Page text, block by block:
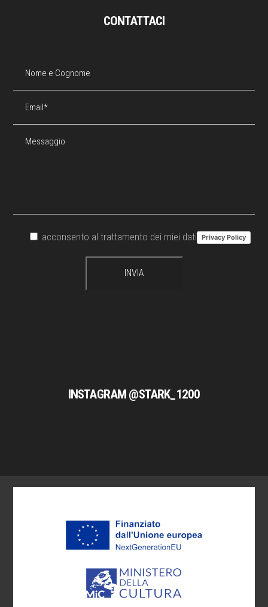
INSTAGRAM @STARK_1200
CONTATTACI
acconsento al trattamento dei miei dati Privacy Policy